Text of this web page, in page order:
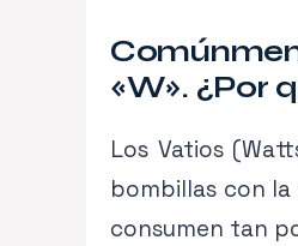
«W». ¿Por
Los Vatios
bombillas con
consumen tan